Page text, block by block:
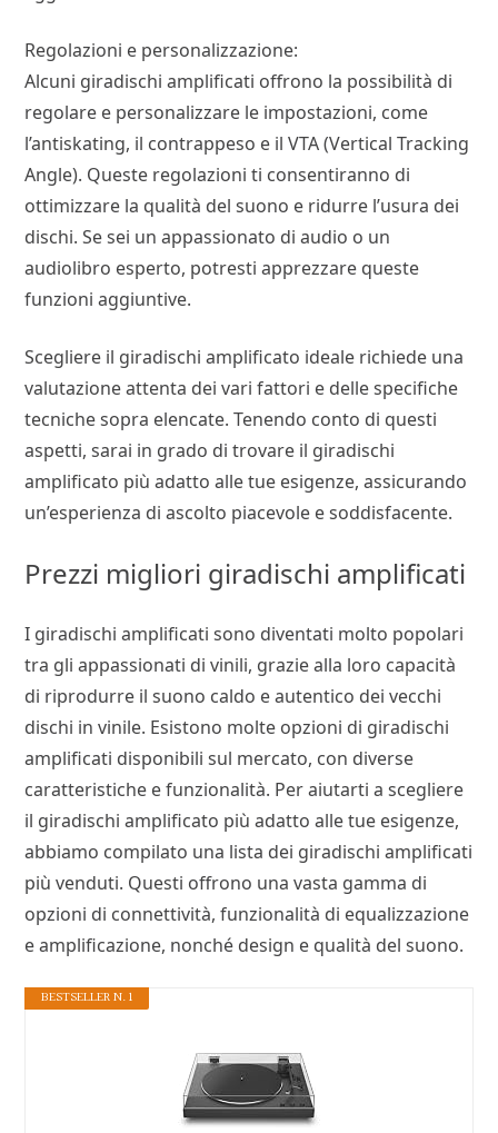
Regolazioni e personalizzazione:
Alcuni giradischi amplificati offrono la possibilità di
regolare e personalizzare le impostazioni, come
l’antiskating, il contrappeso e il VTA (Vertical Tracking
Angle). Queste regolazioni ti consentiranno di
ottimizzare la qualità del suono e ridurre l’usura dei
dischi. Se sei un appassionato di audio o un
audiolibro esperto, potresti apprezzare queste
funzioni aggiuntive.
Scegliere il giradischi amplificato ideale richiede una
valutazione attenta dei vari fattori e delle specifiche
tecniche sopra elencate. Tenendo conto di questi
aspetti, sarai in grado di trovare il giradischi
amplificato più adatto alle tue esigenze, assicurando
un’esperienza di ascolto piacevole e soddisfacente.
Prezzi migliori giradischi amplificati
I giradischi amplificati sono diventati molto popolari
tra gli appassionati di vinili, grazie alla loro capacità
di riprodurre il suono caldo e autentico dei vecchi
dischi in vinile. Esistono molte opzioni di giradischi
amplificati disponibili sul mercato, con diverse
caratteristiche e funzionalità. Per aiutarti a scegliere
il giradischi amplificato più adatto alle tue esigenze,
abbiamo compilato una lista dei giradischi amplificati
più venduti. Questi offrono una vasta gamma di
opzioni di connettività, funzionalità di equalizzazione
e amplificazione, nonché design e qualità del suono.
BESTSELLER N. 1